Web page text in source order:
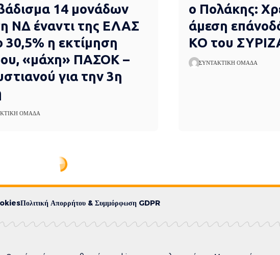
14 μονάδων
ΝΔ έναντι της ΕΛΑΣ
30,5% η εκτίμηση
«μάχη» ΠΑΣΟΚ –
για την 3η
ΟΜΆΔΑ
ο Πολάκης:
άμεση
ΚΟ του
ΣΥΝΤΑΚΤΙΚΉ ΟΜΆΔΑ
Πολιτική Απορρήτου & Συμμόρφωση GDPR